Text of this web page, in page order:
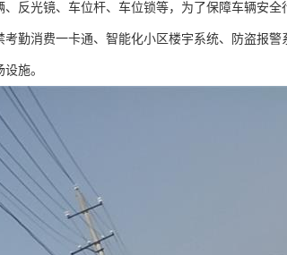
反光镜、车位杆、车位锁等，为了保障车辆安
勤消费一卡通、智能化小区楼宇系统、防盗报
施。